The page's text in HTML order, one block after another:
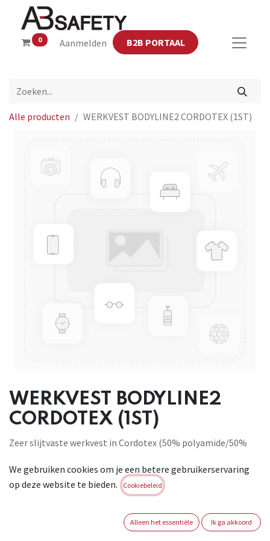
0 Aanmelden B2B PORTAAL
Alle producten WERKVEST BODYLINE2 CORDOTEX (1ST)
WERKVEST BODYLINE2
CORDOTEX (1ST)
Zeer slijtvaste werkvest in Cordotex (50% polyamide/50%
katoen, is behandeld met een finish die de kleding vuil-, olie-
en waterafstotend maakt. Bovendien is de kleding ademend,
voor details zoals zakken, verstevigingen. Geschikt voor:
bouwverwante activiteiten, zoals constructie-arbeiders,
We gebruiken cookies om je een betere gebruikerservaring
op deze website te bieden.
Cookiebeleid
Alleen het essentiële Ik ga akkoord